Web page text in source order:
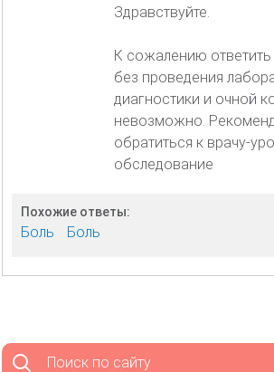
Здравствуйте.
К сожалению
без проведения
диагностики и очной
невозможно.
обратиться к врачу-
обследование
Похожие ответы:
Боль Боль
Поиск по сайту